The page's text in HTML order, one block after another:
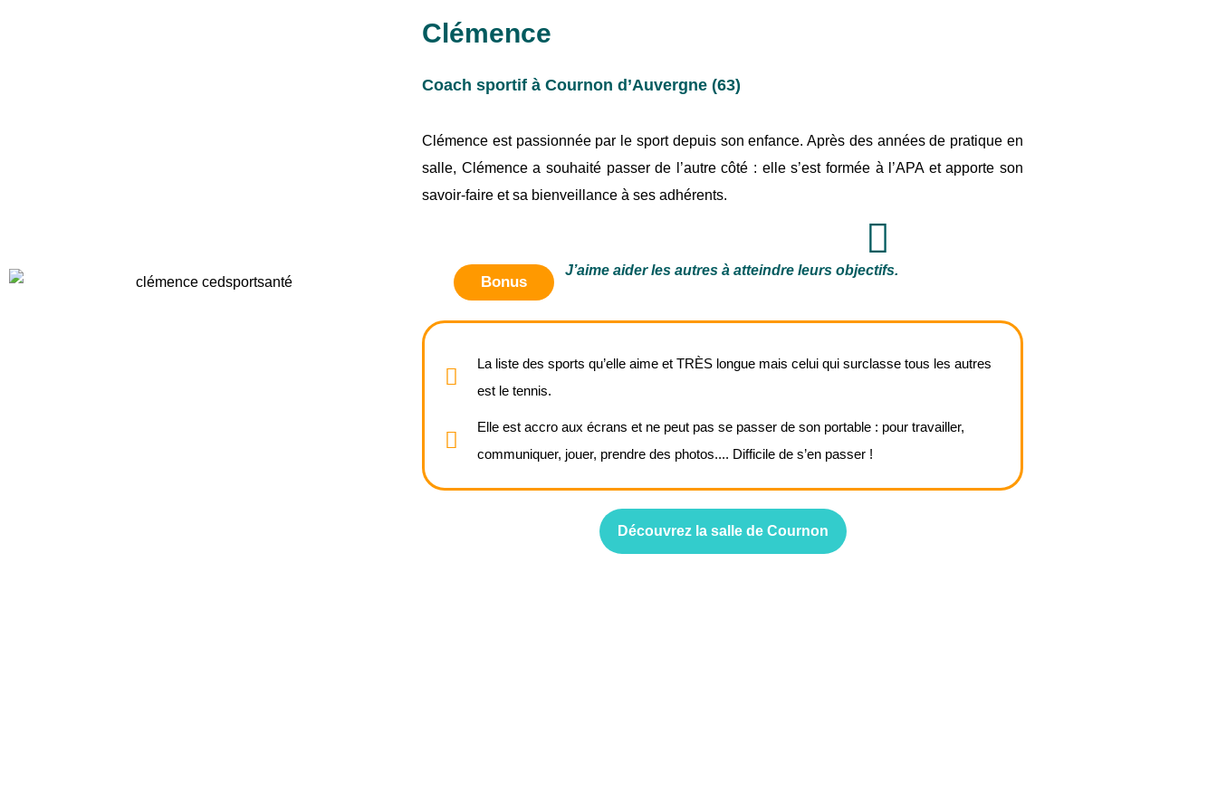
Clémence
Coach sportif à Cournon d’Auvergne (63)
Clémence est passionnée par le sport depuis son enfance. Après des années de pratique en
salle, Clémence a souhaité passer de l’autre côté : elle s’est formée à l’APA et apporte son
savoir-faire et sa bienveillance à ses adhérents.
J’aime aider les autres à atteindre leurs objectifs.
La liste des sports qu’elle aime et TRÈS longue mais celui qui surclasse tous les autres
est le tennis.
Elle est accro aux écrans et ne peut pas se passer de son portable : pour travailler,
communiquer, jouer, prendre des photos.... Difficile de s’en passer !
Découvrez la salle de Cournon
Bonus